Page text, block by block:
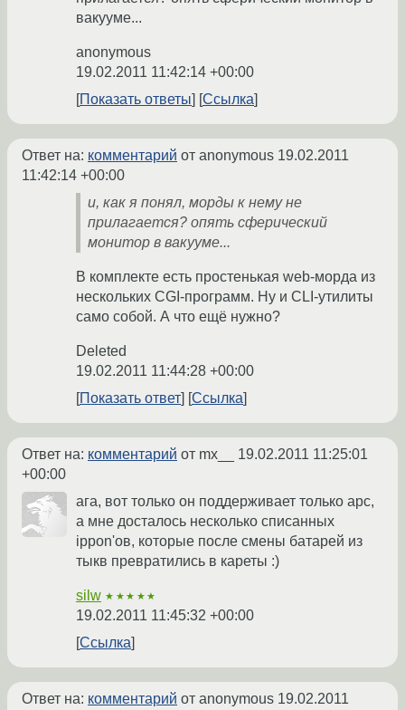
вакууме...
anonymous
19.02.2011 11:42:14 +00:00
Показать ответы
Ссылка
Ответ на: комментарий от anonymous 19.02.2011
11:42:14 +00:00
и, как я понял, морды к нему не
прилагается? опять сферический
монитор в вакууме...
В комплекте есть простенькая web-морда из
нескольких CGI-программ. Ну и CLI-утилиты
само собой. А что ещё нужно?
Deleted
19.02.2011 11:44:28 +00:00
Показать ответ
Ссылка
Ответ на: комментарий от mx__ 19.02.2011 11:25:01
+00:00
ага, вот только он поддерживает только apc,
а мне досталось несколько списанных
ippon'ов, которые после смены батарей из
тыкв превратились в кареты :)
silw ★★★★★
19.02.2011 11:45:32 +00:00
Ссылка
Ответ на: комментарий от anonymous 19.02.2011